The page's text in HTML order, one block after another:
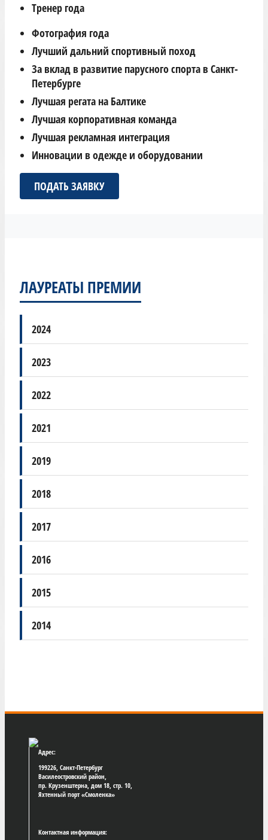
Тренер года
Фотография года
Лучший дальний спортивный поход
За вклад в развитие парусного спорта в Санкт-
Петербурге
Лучшая регата на Балтике
Лучшая корпоративная команда
Лучшая рекламная интеграция
Инновации в одежде и оборудовании
ПОДАТЬ ЗАЯВКУ
ЛАУРЕАТЫ ПРЕМИИ
2024
2023
2022
2021
2019
2018
2017
2016
2015
2014
Адрес:
199226, Санкт-Петербург
Василеостровский район,
пр. Крузенштерна, дом 18, стр. 10,
Яхтенный порт «Смоленка»
Контактная информация: